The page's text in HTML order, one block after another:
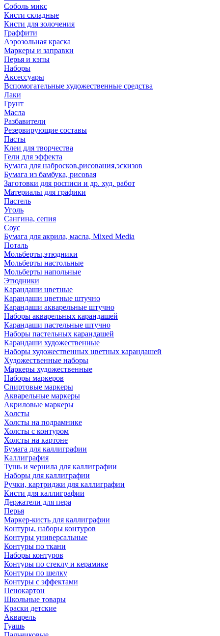
Соболь микс
Кисти складные
Кисти для золочения
Граффити
Аэрозольная краска
Маркеры и заправки
Перья и кэпы
Наборы
Аксессуары
Вспомогательные художественные средства
Лаки
Грунт
Масла
Разбавители
Резервирующие составы
Пасты
Клеи для творчества
Гели для эффекта
Бумага для набросков,рисования,эскизов
Бумага из бамбука, рисовая
Заготовки для росписи и др. худ. работ
Материалы для графики
Пастель
Уголь
Сангина, сепия
Соус
Бумага для акрила, масла, Mixed Media
Поталь
Мольберты,этюдники
Мольберты настольные
Мольберты напольные
Этюдники
Карандаши цветные
Карандаши цветные штучно
Карандаши акварельные штучно
Наборы акварельных карандашей
Карандаши пастельные штучно
Наборы пастельных карандашей
Карандаши художественные
Наборы художественных цветных карандашей
Художественные наборы
Маркеры художественные
Наборы маркеров
Спиртовые маркеры
Акварельные маркеры
Акриловые маркеры
Холсты
Холсты на подрамнике
Холсты с контуром
Холсты на картоне
Бумага для каллиграфии
Каллиграфия
Тушь и чернила для каллиграфии
Наборы для каллиграфии
Ручки, картриджи для каллиграфии
Кисти для каллиграфии
Держатели для пера
Перья
Маркер-кисть для каллиграфии
Контуры, наборы контуров
Контуры универсальные
Контуры по ткани
Наборы контуров
Контуры по стеклу и керамике
Контуры по шелку
Контуры с эффектами
Пенокартон
Школьные товары
Краски детские
Акварель
Гуашь